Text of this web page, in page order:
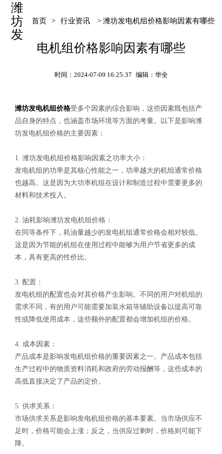
首页 > 行业资讯 > 潍坊发电机组价格影响因素有哪些
潍
坊
发
电机组价格影响因素有哪些
时间：2024-07-09 16:25:37 编辑：华全
潍坊发电机组价格受多个因素的综合影响，这些因素既包括产
品自身的特点，也涵盖市场环境等方面的考量。以下是影响潍
坊发电机组价格的主要因素：
1. 潍坊发电机组价格影响因素之功率大小：
发电机组的功率是其核心性能之一，功率越大的机组通常价格
也越高。这是因为大功率机组在设计和制造过程中需要更多的
材料和技术投入。
2. 油耗影响潍坊发电机组价格：
在同等条件下，耗油量越少的发电机组通常价格会相对较低。
这是因为节能的机组在使用过程中能够为用户节省更多的成
本，具有更高的性价比。
3. 配置：
发电机组的配置也会对其价格产生影响。不同的用户对机组的
需求不同，有的用户可能需要加装水箱等辅助设备以提高可靠
性或降低使用成本，这些额外的配置都会增加机组的价格。
4. 成本因素：
产品成本是影响发电机组价格的重要因素之一。产品成本包括
生产过程中的物质资料消耗和政府的劳动报酬等，这些成本的
高低直接决定了产品的定价。
5. 供求关系：
市场供求关系是影响发电机组价格的基本要素。当市场供应不
足时，价格可能会上涨；反之，当供应过剩时，价格则可能下
降。